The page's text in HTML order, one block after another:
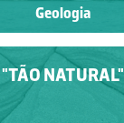
Geologia
"TÃO NATURAL"